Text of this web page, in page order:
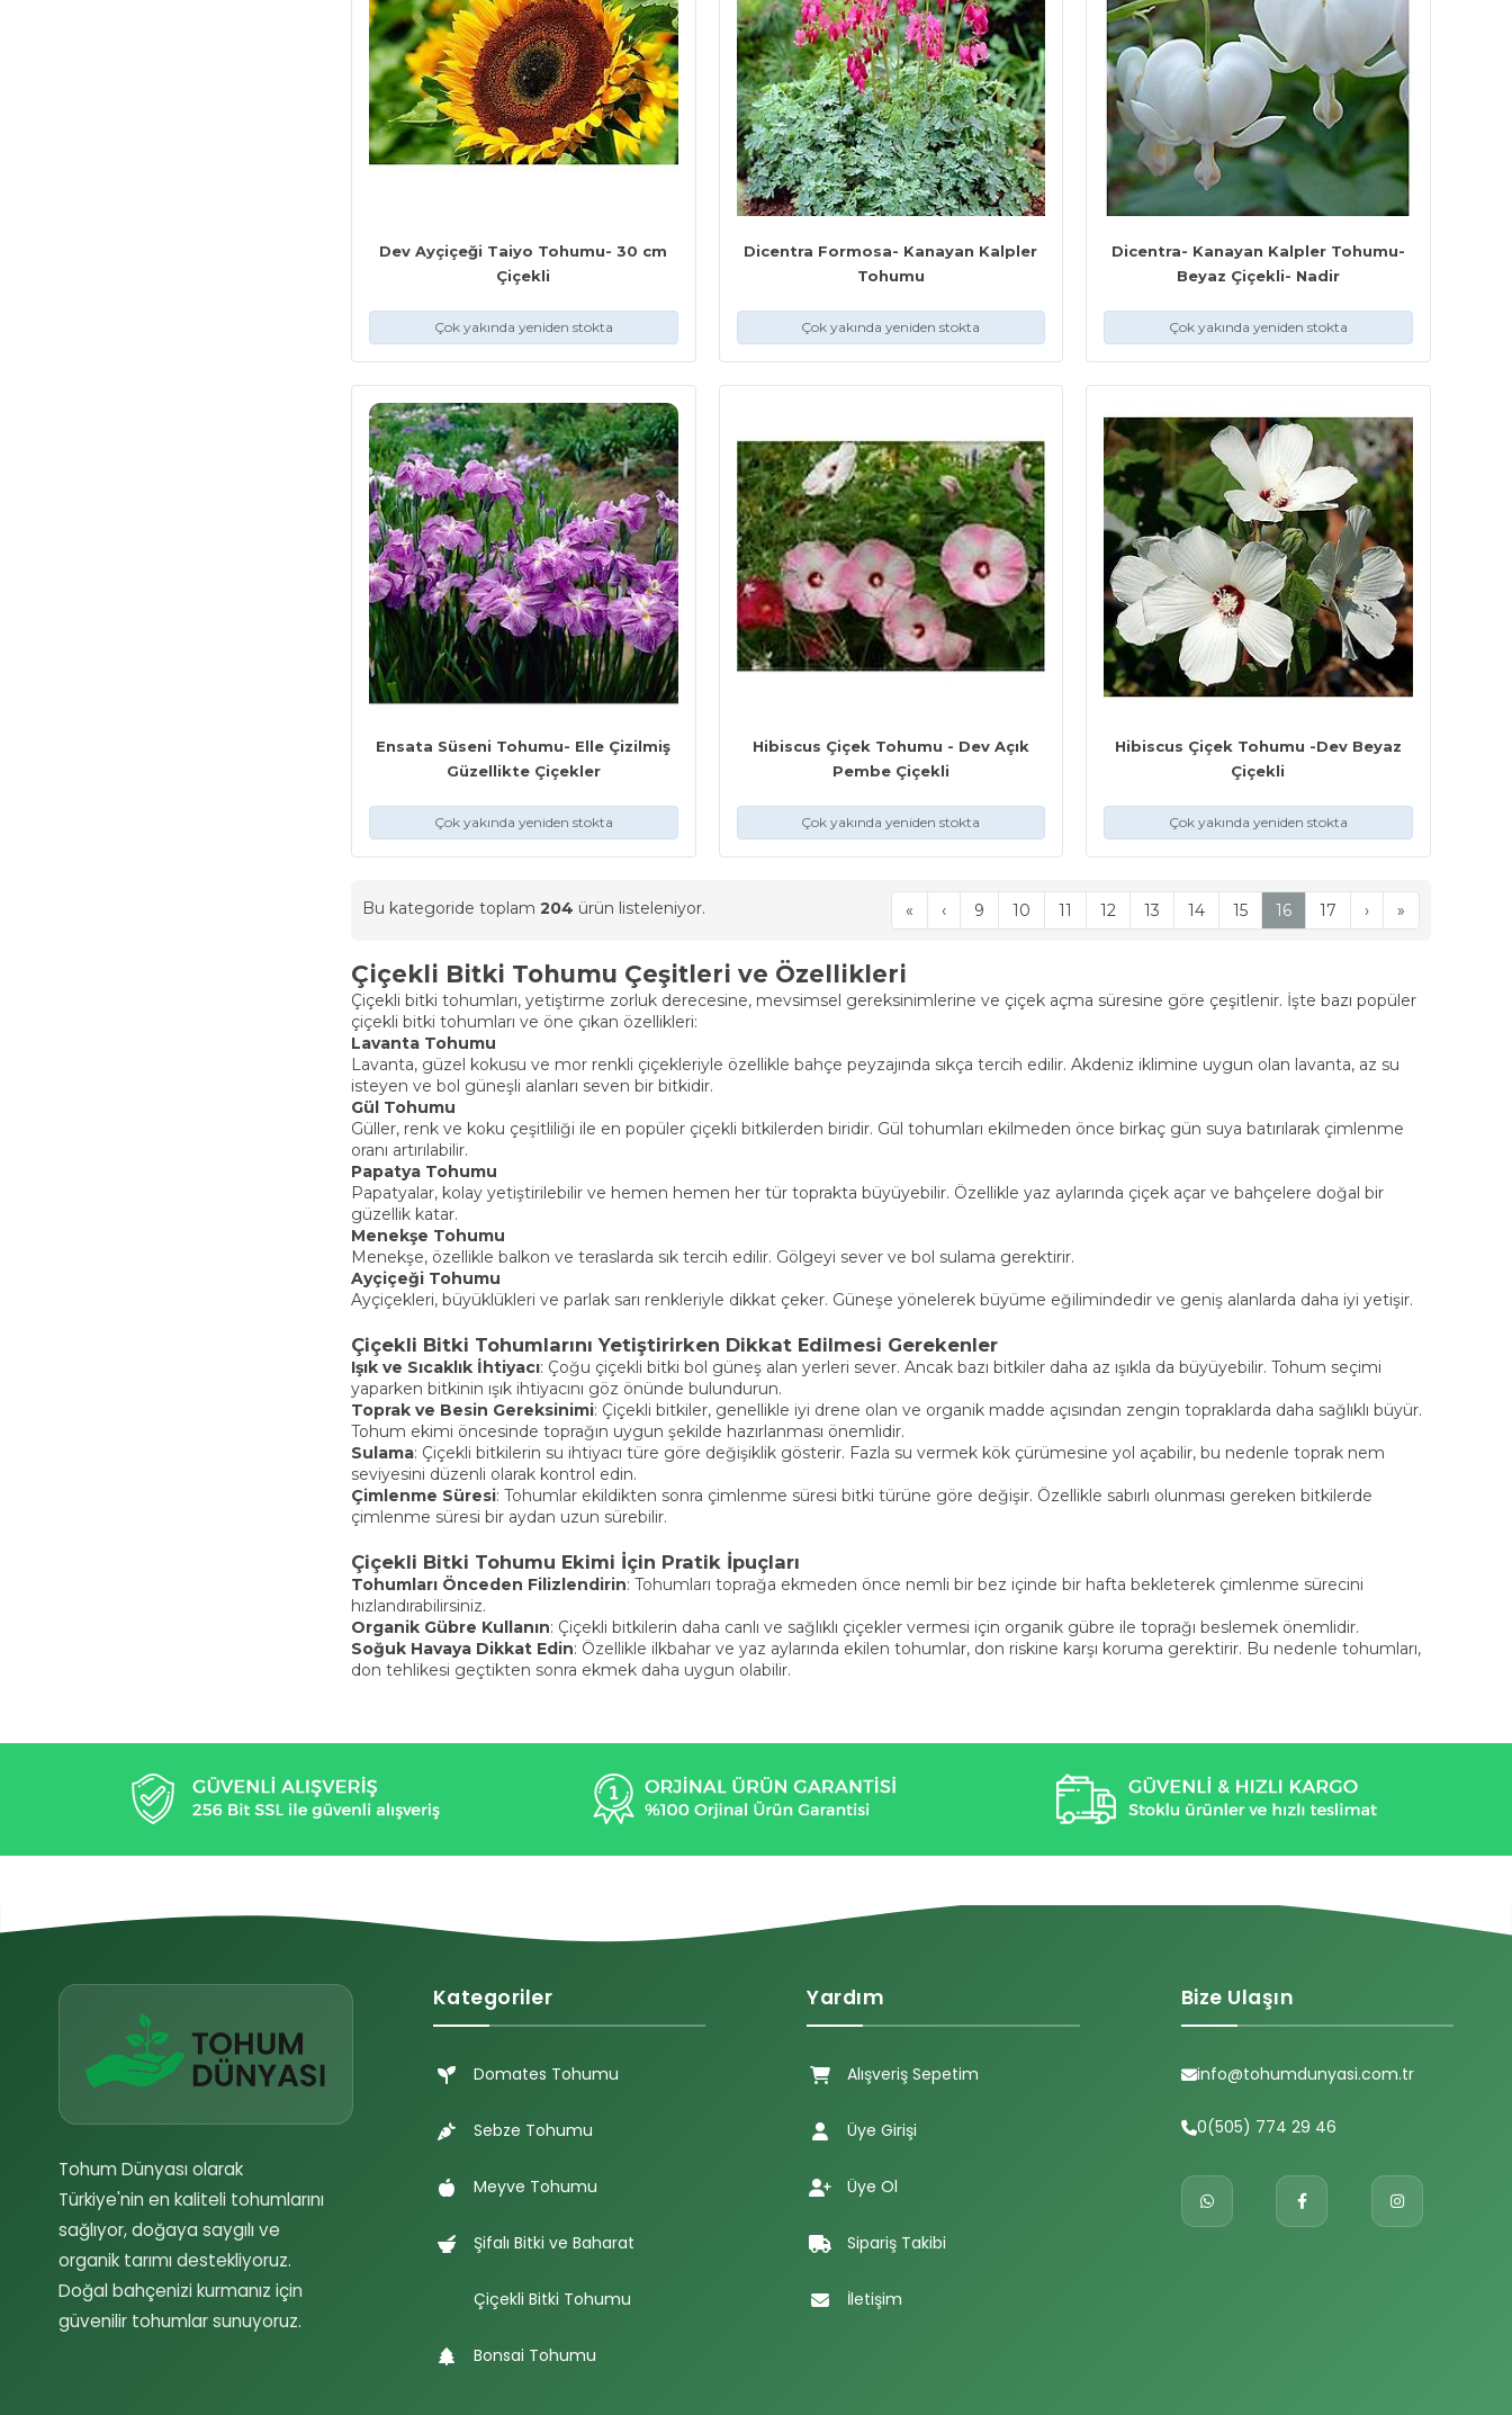
Dev Ayçiçeği Taiyo Tohumu- 30 cm
Çiçekli
Çok yakında yeniden stokta
Dicentra Formosa- Kanayan Kalpler
Tohumu
Çok yakında yeniden stokta
Dicentra- Kanayan Kalpler Tohumu-
Beyaz Çiçekli- Nadir
Çok yakında yeniden stokta
Ensata Süseni Tohumu- Elle Çizilmiş
Güzellikte Çiçekler
Çok yakında yeniden stokta
Hibiscus Çiçek Tohumu - Dev Açık
Pembe Çiçekli
Çok yakında yeniden stokta
Hibiscus Çiçek Tohumu -Dev Beyaz
Çiçekli
Çok yakında yeniden stokta
Bu kategoride toplam 204 ürün listeleniyor. « ‹ 9 10 11 12 13 14 15 16 17 › »
Çiçekli Bitki Tohumu Çeşitleri ve Özellikleri
Çiçekli bitki tohumları, yetiştirme zorluk derecesine, mevsimsel gereksinimlerine ve çiçek açma süresine göre çeşitlenir. İşte bazı popüler
çiçekli bitki tohumları ve öne çıkan özellikleri:
Lavanta Tohumu
Lavanta, güzel kokusu ve mor renkli çiçekleriyle özellikle bahçe peyzajında sıkça tercih edilir. Akdeniz iklimine uygun olan lavanta, az su
isteyen ve bol güneşli alanları seven bir bitkidir.
Gül Tohumu
Güller, renk ve koku çeşitliliği ile en popüler çiçekli bitkilerden biridir. Gül tohumları ekilmeden önce birkaç gün suya batırılarak çimlenme
oranı artırılabilir.
Papatya Tohumu
Papatyalar, kolay yetiştirilebilir ve hemen hemen her tür toprakta büyüyebilir. Özellikle yaz aylarında çiçek açar ve bahçelere doğal bir
güzellik katar.
Menekşe Tohumu
Menekşe, özellikle balkon ve teraslarda sık tercih edilir. Gölgeyi sever ve bol sulama gerektirir.
Ayçiçeği Tohumu
Ayçiçekleri, büyüklükleri ve parlak sarı renkleriyle dikkat çeker. Güneşe yönelerek büyüme eğilimindedir ve geniş alanlarda daha iyi yetişir.
Çiçekli Bitki Tohumlarını Yetiştirirken Dikkat Edilmesi Gerekenler
Işık ve Sıcaklık İhtiyacı: Çoğu çiçekli bitki bol güneş alan yerleri sever. Ancak bazı bitkiler daha az ışıkla da büyüyebilir. Tohum seçimi
yaparken bitkinin ışık ihtiyacını göz önünde bulundurun.
Toprak ve Besin Gereksinimi: Çiçekli bitkiler, genellikle iyi drene olan ve organik madde açısından zengin topraklarda daha sağlıklı büyür.
Tohum ekimi öncesinde toprağın uygun şekilde hazırlanması önemlidir.
Sulama: Çiçekli bitkilerin su ihtiyacı türe göre değişiklik gösterir. Fazla su vermek kök çürümesine yol açabilir, bu nedenle toprak nem
seviyesini düzenli olarak kontrol edin.
Çimlenme Süresi: Tohumlar ekildikten sonra çimlenme süresi bitki türüne göre değişir. Özellikle sabırlı olunması gereken bitkilerde
çimlenme süresi bir aydan uzun sürebilir.
Çiçekli Bitki Tohumu Ekimi İçin Pratik İpuçları
Tohumları Önceden Filizlendirin: Tohumları toprağa ekmeden önce nemli bir bez içinde bir hafta bekleterek çimlenme sürecini
hızlandırabilirsiniz.
Organik Gübre Kullanın: Çiçekli bitkilerin daha canlı ve sağlıklı çiçekler vermesi için organik gübre ile toprağı beslemek önemlidir.
Soğuk Havaya Dikkat Edin: Özellikle ilkbahar ve yaz aylarında ekilen tohumlar, don riskine karşı koruma gerektirir. Bu nedenle tohumları,
don tehlikesi geçtikten sonra ekmek daha uygun olabilir.
Tohum Dünyası olarak
Türkiye'nin en kaliteli tohumlarını
sağlıyor, doğaya saygılı ve
organik tarımı destekliyoruz.
Doğal bahçenizi kurmanız için
güvenilir tohumlar sunuyoruz.
Kategoriler
Domates Tohumu
Sebze Tohumu
Meyve Tohumu
Şifalı Bitki ve Baharat
Çiçekli Bitki Tohumu
Bonsai Tohumu
Yardım
Alışveriş Sepetim
Üye Girişi
Üye Ol
Sipariş Takibi
İletişim
Bize Ulaşın
info@tohumdunyasi.com.tr
0(505) 774 29 46